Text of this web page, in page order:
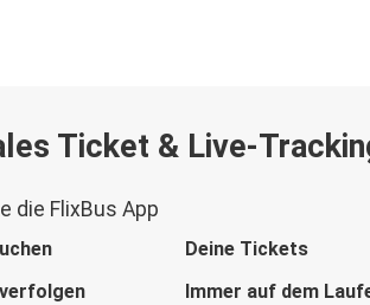
Ticket & Live-
die FlixBus App
Deine Tickets
Immer auf dem